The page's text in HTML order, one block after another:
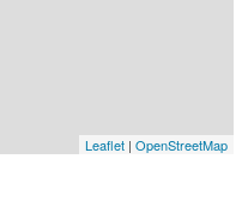
Leaflet | OpenStreetMap